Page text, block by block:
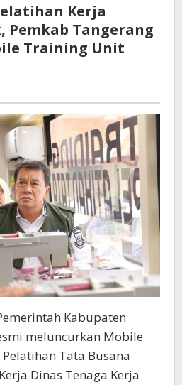
Kerja
Pemkab Tangerang
Training Unit
Kabupaten
meluncurkan Mobile
Tata Busana
Dinas Tenaga Kerja